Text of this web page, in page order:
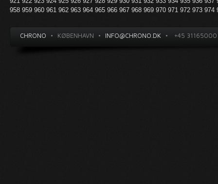
958 959 960 961 962 963 964 965 966 967 968 969 970 971 972 973 974
CHRONO • KØBENHAVN • INFO@CHRONO.DK • +45 31165000